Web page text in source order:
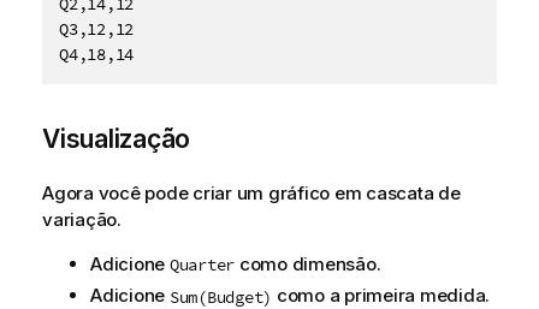
Q3,12,12
Q4,18,14
Visualização
Agora você pode criar um gráfico em cascata de
variação.
Adicione Quarter como dimensão.
Adicione Sum(Budget) como a primeira medida.